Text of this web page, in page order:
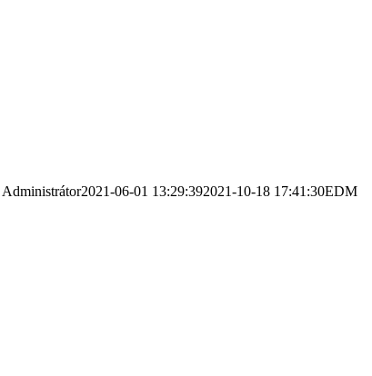
Administrátor2021-06-01 13:29:392021-10-18 17:41:30EDM